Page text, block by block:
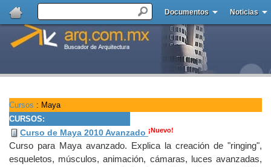
Documentos Noticias
Cursos : Maya
CURSOS:
Curso de Maya 2010 Avanzado ¡Nuevo!
Curso para Maya avanzado. Explica la creación de "ringing",
esqueletos, músculos, animación, cámaras, luces avanzadas,